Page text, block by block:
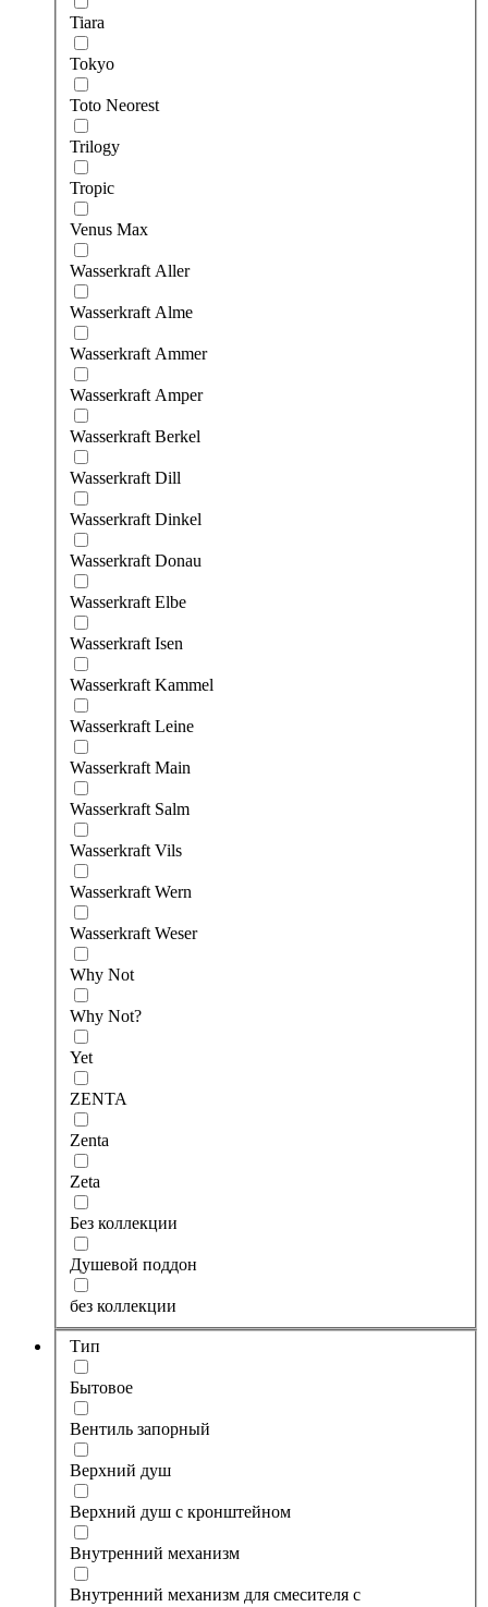
Tiara
Tokyo
Toto Neorest
Trilogy
Tropic
Venus Max
Wasserkraft Aller
Wasserkraft Alme
Wasserkraft Ammer
Wasserkraft Amper
Wasserkraft Berkel
Wasserkraft Dill
Wasserkraft Dinkel
Wasserkraft Donau
Wasserkraft Elbe
Wasserkraft Isen
Wasserkraft Kammel
Wasserkraft Leine
Wasserkraft Main
Wasserkraft Salm
Wasserkraft Vils
Wasserkraft Wern
Wasserkraft Weser
Why Not
Why Not?
Yet
ZENTA
Zenta
Zeta
Без коллекции
Душевой поддон
без коллекции
Тип
Бытовое
Вентиль запорный
Верхний душ
Верхний душ с кронштейном
Внутренний механизм
Внутренний механизм для смесителя с